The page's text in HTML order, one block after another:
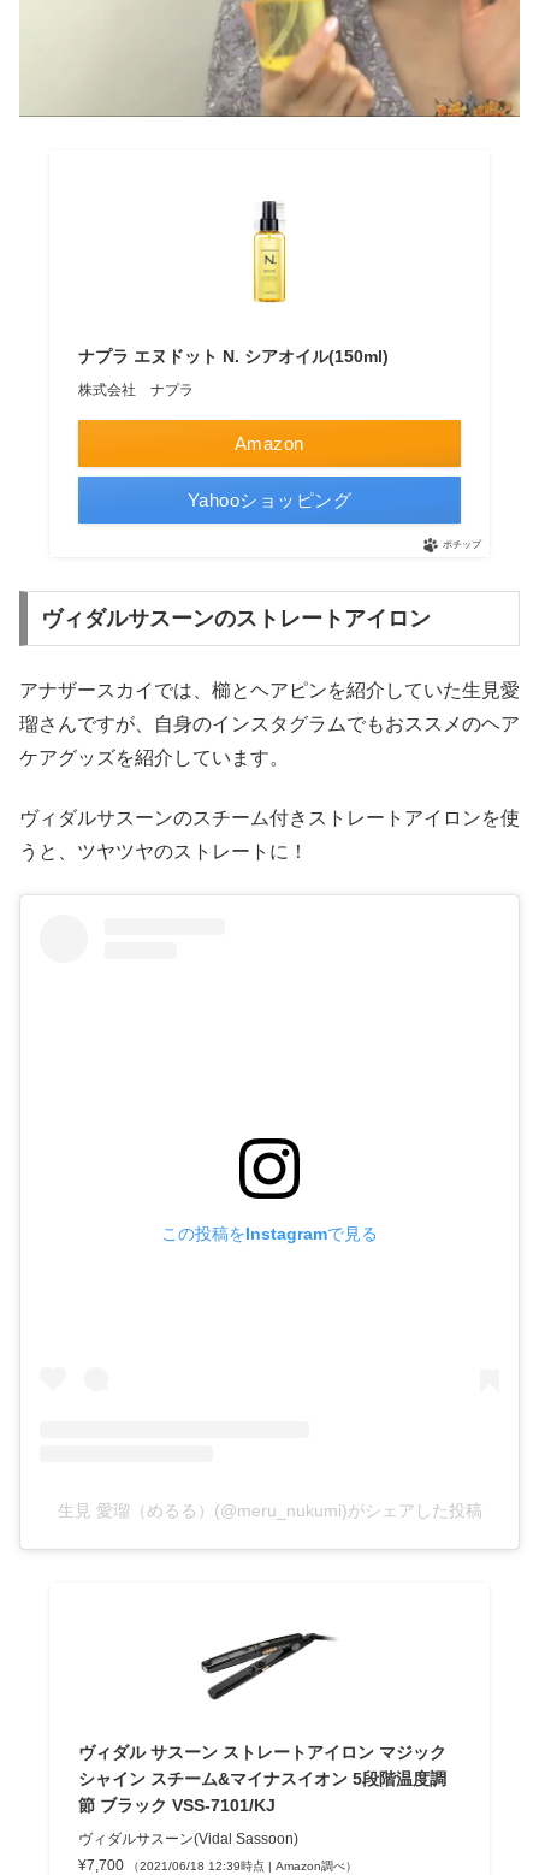
ナプラ エヌドット N. シアオイル(150ml)
株式会社 ナプラ
Amazon
Yahooショッピング
ポチップ
ヴィダルサスーンのストレートアイロン
アナザースカイでは、櫛とヘアピンを紹介していた生見愛
瑠さんですが、自身のインスタグラムでもおススメのヘア
ケアグッズを紹介しています。
ヴィダルサスーンのスチーム付きストレートアイロンを使
うと、ツヤツヤのストレートに！
この投稿をInstagramで見る
生見 愛瑠（めるる）(@meru_nukumi)がシェアした投稿
ヴィダル サスーン ストレートアイロン マジック
シャイン スチーム&マイナスイオン 5段階温度調
節 ブラック VSS-7101/KJ
ヴィダルサスーン(Vidal Sassoon)
¥7,700
（2021/06/18 12:39時点 | Amazon調べ）